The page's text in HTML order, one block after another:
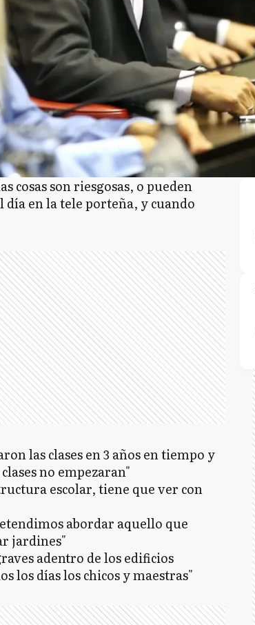
cosas son riesgosas, o pueden
en la tele porteña, y cuando
las clases en 3 años en tiempo y
no empezaran"
escolar, tiene que ver con
abordar aquello que
jardines"
adentro de los edificios
los días los chicos y maestras"